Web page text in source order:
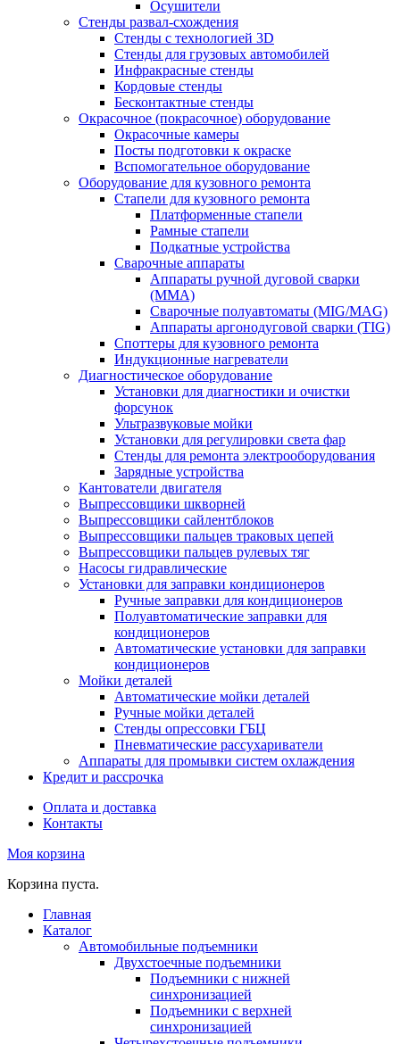
Осушители
Стенды развал-схождения
Стенды с технологией 3D
Стенды для грузовых автомобилей
Инфракрасные стенды
Кордовые стенды
Бесконтактные стенды
Окрасочное (покрасочное) оборудование
Окрасочные камеры
Посты подготовки к окраске
Вспомогательное оборудование
Оборудование для кузовного ремонта
Стапели для кузовного ремонта
Платформенные стапели
Рамные стапели
Подкатные устройства
Сварочные аппараты
Аппараты ручной дуговой сварки
(MMA)
Сварочные полуавтоматы (MIG/MAG)
Аппараты аргонодуговой сварки (TIG)
Споттеры для кузовного ремонта
Индукционные нагреватели
Диагностическое оборудование
Установки для диагностики и очистки
форсунок
Ультразвуковые мойки
Установки для регулировки света фар
Стенды для ремонта электрооборудования
Зарядные устройства
Кантователи двигателя
Выпрессовщики шкворней
Выпрессовщики сайлентблоков
Выпрессовщики пальцев траковых цепей
Выпрессовщики пальцев рулевых тяг
Насосы гидравлические
Установки для заправки кондиционеров
Ручные заправки для кондиционеров
Полуавтоматические заправки для
кондиционеров
Автоматические установки для заправки
кондиционеров
Мойки деталей
Автоматические мойки деталей
Ручные мойки деталей
Стенды опрессовки ГБЦ
Пневматические рассухариватели
Аппараты для промывки систем охлаждения
Кредит и рассрочка
Оплата и доставка
Контакты
Моя корзина
Корзина пуста.
Главная
Каталог
Автомобильные подъемники
Двухстоечные подъемники
Подъемники с нижней
синхронизацией
Подъемники с верхней
синхронизацией